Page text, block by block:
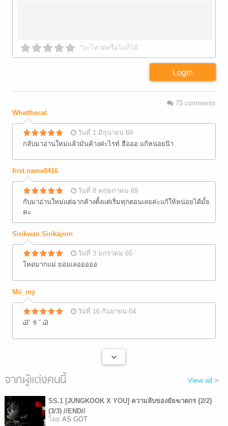
*จะโหวตหรือไม่ก็ได้
Login
75comments
Whatthecat
วันที่ 1 มิถุนายน 69
กลับมาอ่านใหม่แล้วมันค้างค่ะไรท์ ฮือออ แก้หน่อยน๊า
first name0416
วันที่ 8 พฤษภาคม 69
กับมาอ่านใหม่แต่ฉากค้างตั้งแต่เริ่มทุกตอนเลยค่ะแก้ให้หน่อยได้มั้ย
คะ
Sirikwan Sirikajorn
วันที่ 3 มกราคม 65
โหดมากแม่ ยอมเลอออออ
Mii_my
วันที่ 16 กันยายน 64
Ꮚ˘ ꈊ ˘ Ꮚ
จากผู้แต่งคนนี้ View all >
SS.1 [JUNGKOOK X YOU] ความลับของยัยฆาตกร {2/2}
(3/3) //END//
โดย AS GOT